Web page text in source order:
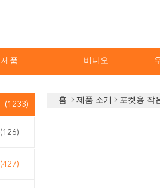
제품 비디오
(1233)
(126)
(427)
홈 제품 소개 포켓용 작